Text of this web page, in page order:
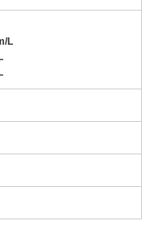
L